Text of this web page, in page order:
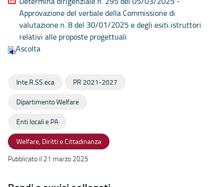
Approvazione del verbale della Commissione di
valutazione n. 8 del 30/01/2025 e degli esiti istruttori
relativi alle proposte progettuali
Ascolta
Inte.R.SS.eca PR 2021-2027
Dipartimento Welfare
Enti locali e PA
Welfare, Diritti e Cittadinanza
Pubblicato il 21 marzo 2025